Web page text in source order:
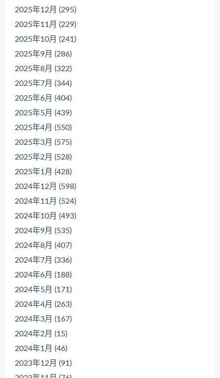
2025年12月 (295)
2025年11月 (229)
2025年10月 (241)
2025年9月 (286)
2025年8月 (322)
2025年7月 (344)
2025年6月 (404)
2025年5月 (439)
2025年4月 (550)
2025年3月 (575)
2025年2月 (528)
2025年1月 (428)
2024年12月 (598)
2024年11月 (524)
2024年10月 (493)
2024年9月 (535)
2024年8月 (407)
2024年7月 (336)
2024年6月 (188)
2024年5月 (171)
2024年4月 (263)
2024年3月 (167)
2024年2月 (15)
2024年1月 (46)
2023年12月 (91)